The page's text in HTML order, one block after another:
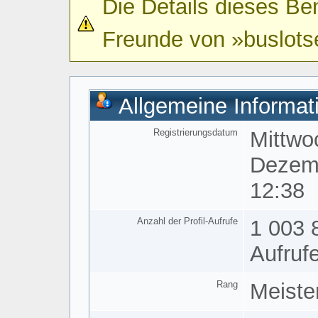
Die Details dieses
Freunde von
Allgemeine
Registrierungsdatum
12:38
Anzahl der Profil-Aufrufe
1 003
Rang